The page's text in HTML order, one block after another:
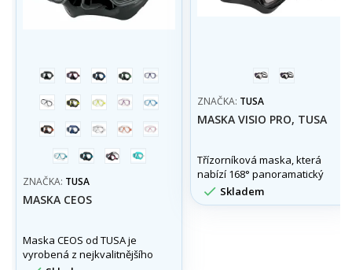
černá/černá/černá/modrá
černá/zelená
trans./modrá
trans/černá/trans/trans/fialovátrans/světle
černá/oranžová
modrá/trans
trans/transtrans/oranžová
trans/malinová
trans/tyrkysová
černá/tyrkysová
černá/tmavě
mint
ZNAČKA: TUSA
MASKA CEOS
Maska CEOS od TUSA je
vyrobená z nejkvalitnějšího
stříbrnáčerná
ZNAČKA: TUSA
MASKA VISIO PRO, TUSA
Třízorníková maska, která
nabízí 168° panoramatický
výhled díky patentovaným
zakulaceným bočním sklům
 Skladem